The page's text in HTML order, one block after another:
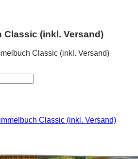
Classic (inkl. Versand)
Classic (inkl. Versand)
Classic (inkl. Versand)